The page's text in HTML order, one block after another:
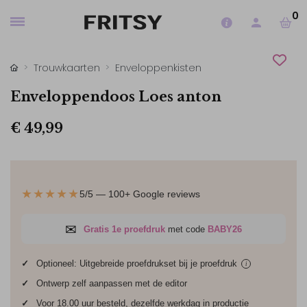
0
Trouwkaarten Enveloppenkisten
Enveloppendoos Loes anton
€ 49,99
★★★★★5/5 — 100+ Google reviews
✉ Gratis 1e proefdruk met code BABY26
✓ Optioneel: Uitgebreide proefdrukset bij je proefdruk i
✓
Ontwerp zelf aanpassen met de editor
✓
Voor 18.00 uur besteld, dezelfde werkdag in productie